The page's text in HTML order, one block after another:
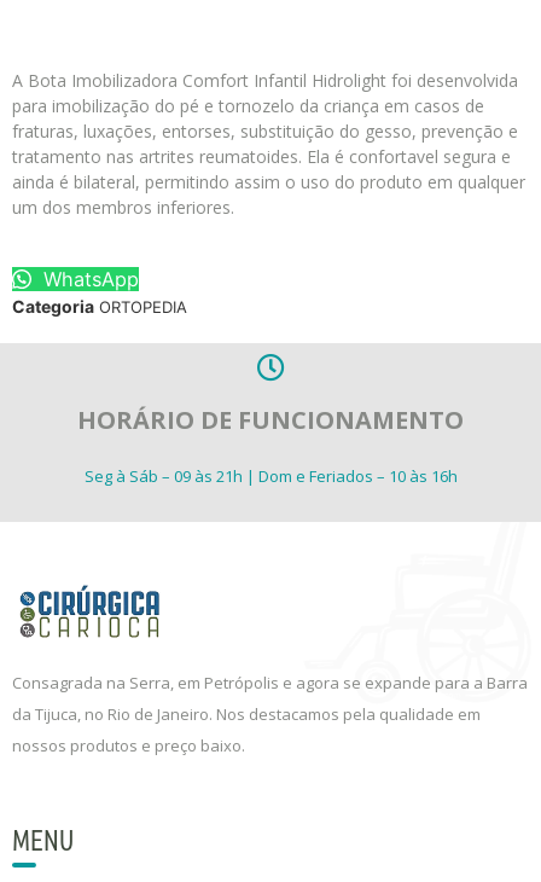
A Bota Imobilizadora Comfort Infantil Hidrolight foi desenvolvida
para imobilização do pé e tornozelo da criança em casos de
fraturas, luxações, entorses, substituição do gesso, prevenção e
tratamento nas artrites reumatoides. Ela é confortavel segura e
ainda é bilateral, permitindo assim o uso do produto em qualquer
um dos membros inferiores.
WhatsApp
Categoria ORTOPEDIA
HORÁRIO DE FUNCIONAMENTO
Seg à Sáb – 09 às 21h | Dom e Feriados – 10 às 16h
Consagrada na Serra, em Petrópolis e agora se expande para a Barra
da Tijuca, no Rio de Janeiro. Nos destacamos pela qualidade em
nossos produtos e preço baixo.
MENU